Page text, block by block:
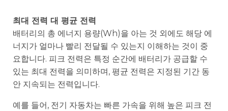
최대 전력 대 평균 전력
배터리의 총 에너지 용량(Wh)을 아는 것 외에도 해당 에
너지가 얼마나 빨리 전달될 수 있는지 이해하는 것이 중
요합니다. 피크 전력은 특정 순간에 배터리가 공급할 수
있는 최대 전력을 의미하며, 평균 전력은 지정된 기간 동
안 지속되는 전력입니다.
예를 들어, 전기 자동차는 빠른 가속을 위해 높은 피크 전